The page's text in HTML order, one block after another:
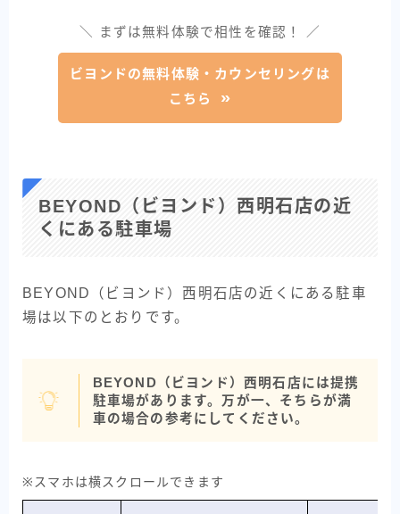
＼ まずは無料体験で相性を確認！ ／
ビヨンドの無料体験・カウンセリングは
こちら
BEYOND（ビヨンド）西明石店の近
くにある駐車場
BEYOND（ビヨンド）西明石店の近くにある駐車
場は以下のとおりです。
BEYOND（ビヨンド）西明石店には提携
駐車場があります。万が一、そちらが満
車の場合の参考にしてください。
※スマホは横スクロールできます